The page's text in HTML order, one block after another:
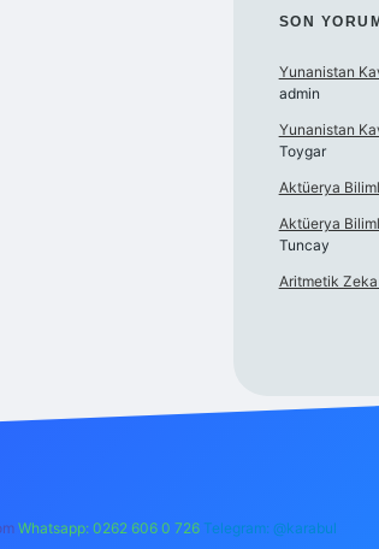
SON
Yunanistan
admin
Yunanistan
Toygar
Aktüerya
Aktüerya
Tuncay
Aritmetik
Whatsapp: 0262 606 0 726 Telegram: @karabul